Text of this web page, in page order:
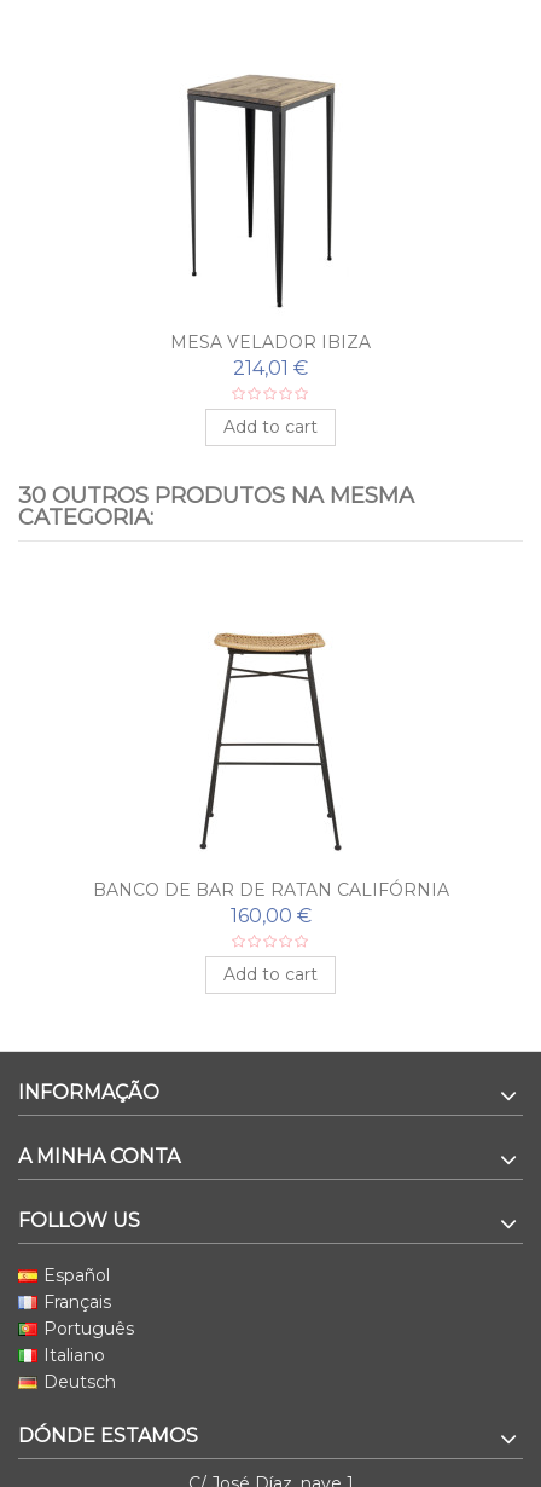
MESA VELADOR IBIZA
214,01 €
Add to cart
30 OUTROS PRODUTOS NA MESMA
CATEGORIA:
BANCO DE BAR DE RATAN CALIFÓRNIA
160,00 €
Add to cart
INFORMAÇÃO
A MINHA CONTA
FOLLOW US
Español
Français
Português
Italiano
Deutsch
DÓNDE ESTAMOS